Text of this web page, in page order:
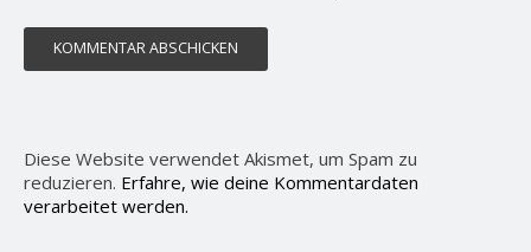
Diese Website verwendet Akismet, um Spam zu
reduzieren. Erfahre, wie deine Kommentardaten
verarbeitet werden.